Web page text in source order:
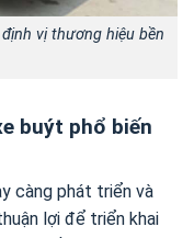
vị thương hiệu bền
buýt phổ biến
càng phát triển và
lợi để triển khai